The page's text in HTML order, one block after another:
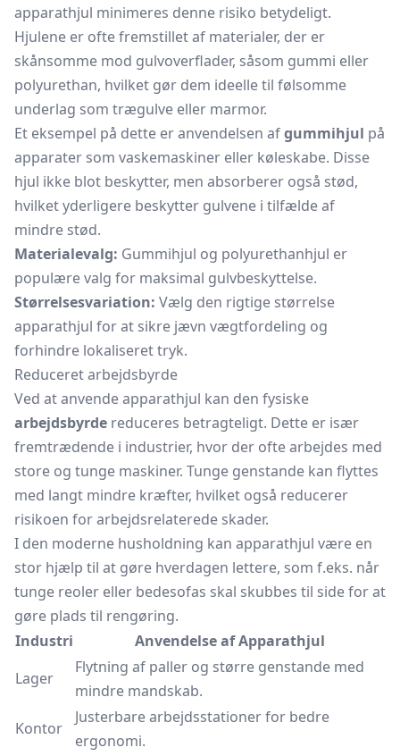
apparathjul minimeres denne risiko betydeligt.
Hjulene er ofte fremstillet af materialer, der er
skånsomme mod gulvoverflader, såsom gummi eller
polyurethan, hvilket gør dem ideelle til følsomme
underlag som trægulve eller marmor.
Et eksempel på dette er anvendelsen afgummihjul på
apparater som vaskemaskiner eller køleskabe. Disse
hjul ikke blot beskytter, men absorberer også stød,
hvilket yderligere beskytter gulvene i tilfælde af
mindre stød.
Materialevalg: Gummihjul og polyurethanhjul er
populære valg for maksimal gulvbeskyttelse.
Størrelsesvariation: Vælg den rigtige størrelse
apparathjul for at sikre jævn vægtfordeling og
forhindre lokaliseret tryk.
Reduceret arbejdsbyrde
Ved at anvende apparathjul kan den fysiske
arbejdsbyrde reduceres betragteligt. Dette er især
fremtrædende i industrier, hvor der ofte arbejdes med
store og tunge maskiner. Tunge genstande kan flyttes
med langt mindre kræfter, hvilket også reducerer
risikoen for arbejdsrelaterede skader.
I den moderne husholdning kan apparathjul være en
stor hjælp til at gøre hverdagen lettere, som f.eks. når
tunge reoler eller bedesofas skal skubbes til side for at
gøre plads til rengøring.
Industri
Anvendelse af Apparathjul
Lager
Flytning af paller og større genstande med
mindre mandskab.
Kontor
Justerbare arbejdsstationer for bedre
ergonomi.